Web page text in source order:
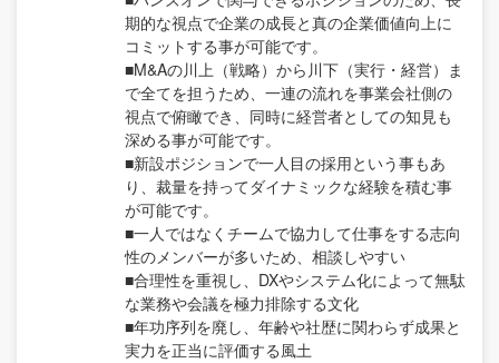
期的な視点で企業の成長と真の企業価値向上に
コミットする事が可能です。
■M&Aの川上（戦略）から川下（実行・経営）ま
で全てを担うため、一連の流れを事業会社側の
視点で俯瞰でき、同時に経営者としての知見も
深める事が可能です。
■新設ポジションで一人目の採用という事もあ
り、裁量を持ってダイナミックな経験を積む事
が可能です。
■一人ではなくチームで協力して仕事をする志向
性のメンバーが多いため、相談しやすい
■合理性を重視し、DXやシステム化によって無駄
な業務や会議を極力排除する文化
■年功序列を廃し、年齢や社歴に関わらず成果と
実力を正当に評価する風土